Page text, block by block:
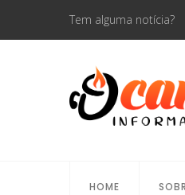
Tem alguma notícia?
HOME